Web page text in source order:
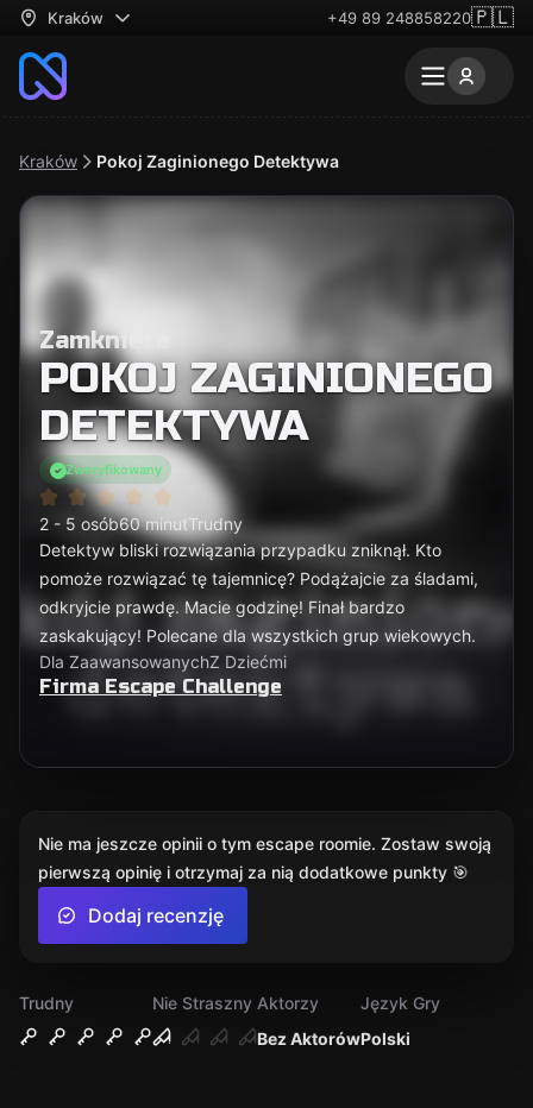
Kraków +49 89 248858220🇵🇱
Kraków Pokoj Zaginionego Detektywa
Zamknięte
POKOJ ZAGINIONEGO
DETEKTYWA
Zweryfikowany
2 - 5 osób60 minutTrudny
Detektyw bliski rozwiązania przypadku zniknął. Kto
pomoże rozwiązać tę tajemnicę? Podążajcie za śladami,
odkryjcie prawdę. Macie godzinę! Finał bardzo
zaskakujący! Polecane dla wszystkich grup wiekowych.
Dla ZaawansowanychZ Dziećmi
Firma Escape Challenge
Trudny
Nie Straszny
Bez Aktorów
Aktorzy
Polski
Język Gry
Nie ma jeszcze opinii o tym escape roomie. Zostaw swoją
pierwszą opinię i otrzymaj za nią dodatkowe punkty 🎯
Dodaj recenzję